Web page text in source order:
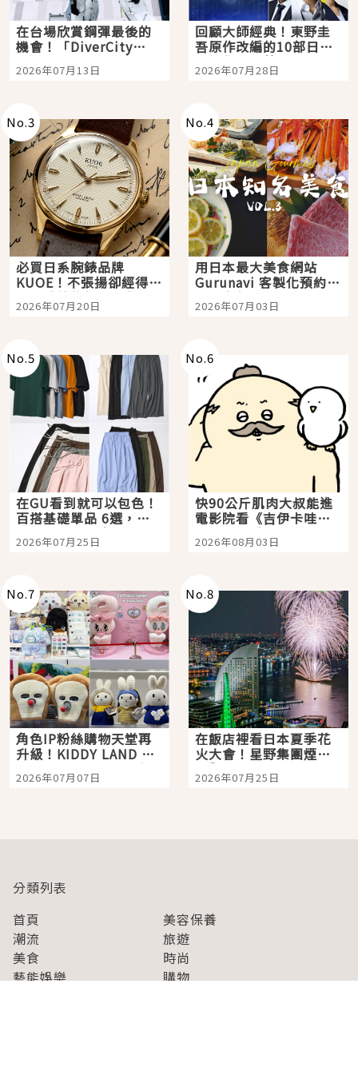
在台場欣賞鋼彈最後的
機會！「DiverCity
Tokyo Plaza」搭船、
購物、美食及夜景，一
2026年07月13日
回顧大師經典！東野圭
吾原作改編的10部日本
影視作品推薦
2026年07月28日
No.3
必買日系腕錶品牌
KUOE！不張揚卻經得起
時間洗鍊的經典之作五
選
2026年07月20日
No.4
用日本最大美食網站
Gurunavi 客製化預約九
大都市餐廳，打造專屬
美食體驗！
2026年07月03日
No.5
在GU看到就可以包色！
百搭基礎單品 6選，閉
眼全收也不心疼
2026年07月25日
No.6
快90公斤肌肉大叔能進
電影院看《吉伊卡哇》
嗎？日本重金屬樂團
「打首」會長與nagano
2026年08月03日
No.7
角色IP粉絲購物天堂再
升級！KIDDY LAND 原
宿店吉伊卡哇迎客，新
開幕 OMOKADO 店3分
2026年07月07日
No.8
在飯店裡看日本夏季花
火大會！星野集團煙火
景觀飯店6選，讓你不用
人擠人悠閒欣賞
2026年07月25日
分類列表
首頁
美容保養
潮流
旅遊
美食
時尚
藝能娛樂
購物